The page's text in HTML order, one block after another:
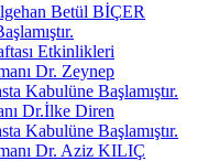
Betül BİÇER
Etkinlikleri
Dr. Zeynep
Kabulüne Başlamıştır.
Dr.İlke Diren
Kabulüne Başlamıştır.
Dr. Aziz KILIÇ